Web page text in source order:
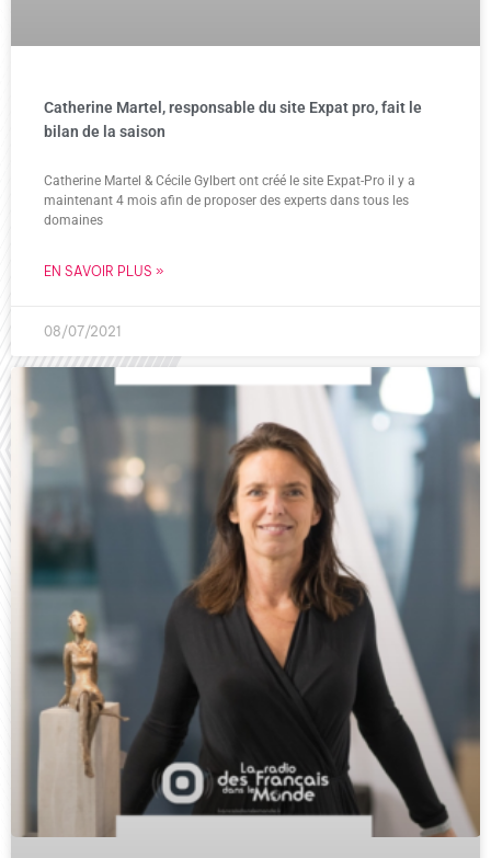
Catherine Martel, responsable du site Expat pro, fait le
bilan de la saison
Catherine Martel & Cécile Gylbert ont créé le site Expat-Pro il y a
maintenant 4 mois afin de proposer des experts dans tous les
domaines
EN SAVOIR PLUS »
08/07/2021